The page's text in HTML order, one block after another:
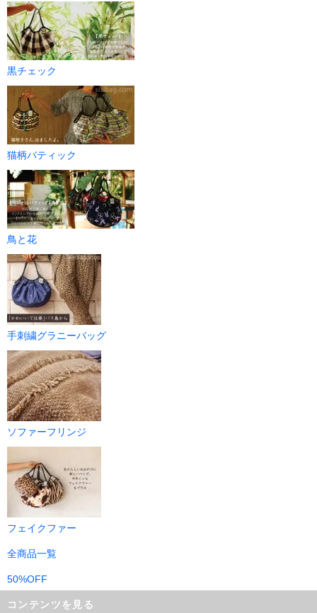
黒チェック
猫柄バティック
鳥と花
手刺繍グラニーバッグ
ソファーフリンジ
フェイクファー
全商品一覧
50%OFF
コンテンツを見る